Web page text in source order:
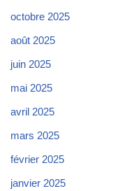
octobre 2025
août 2025
juin 2025
mai 2025
avril 2025
mars 2025
février 2025
janvier 2025